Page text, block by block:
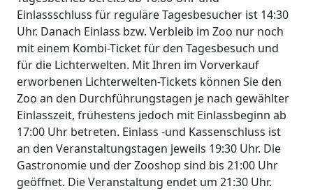
Einlassschluss für reguläre Tagesbesucher ist 14:30
Uhr. Danach Einlass bzw. Verbleib im Zoo nur noch
mit einem Kombi-Ticket für den Tagesbesuch und
für die Lichterwelten. Mit Ihren im Vorverkauf
erworbenen Lichterwelten-Tickets können Sie den
Zoo an den Durchführungstagen je nach gewählter
Einlasszeit, frühestens jedoch mit Einlassbeginn ab
17:00 Uhr betreten. Einlass -und Kassenschluss ist
an den Veranstaltungstagen jeweils 19:30 Uhr. Die
Gastronomie und der Zooshop sind bis 21:00 Uhr
geöffnet. Die Veranstaltung endet um 21:30 Uhr.